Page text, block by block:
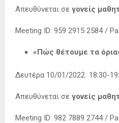
Απευθύνεται σε γονείς
Meeting ID: 959 2915 2584 /
«Πώς θέτουμε τα
Δευτέρα 10/01/2022 18:30-
Απευθύνεται σε γονείς
Meeting ID: 982 7889 2744 /